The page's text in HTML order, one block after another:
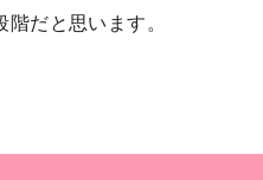
だと思います。